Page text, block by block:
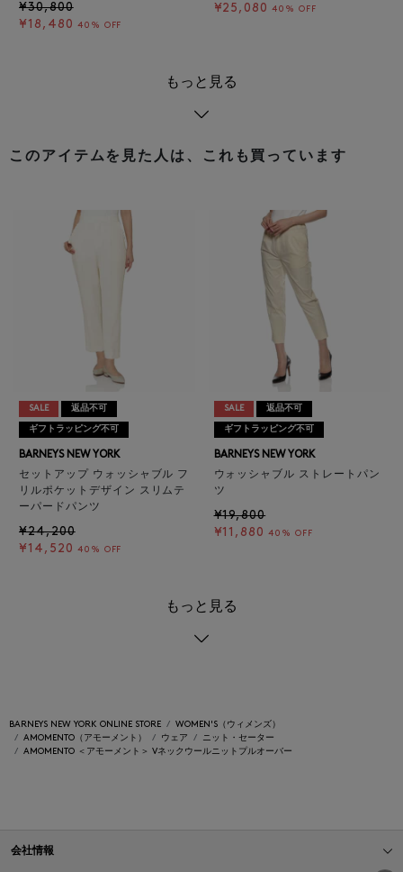
¥30,800
¥18,480 40% OFF
¥25,080 40% OFF
もっと見る
このアイテムを見た人は、これも買っています
SALE 返品不可
ギフトラッピング不可
BARNEYS NEW YORK
セットアップ ウォッシャブル フ
リルポケットデザイン スリムテ
ーパードパンツ
¥24,200
¥14,520 40% OFF
SALE 返品不可
ギフトラッピング不可
BARNEYS NEW YORK
ウォッシャブル ストレートパン
ツ
¥19,800
¥11,880 40% OFF
もっと見る
BARNEYS NEW YORK ONLINE STORE
WOMEN'S（ウィメンズ）
AMOMENTO（アモーメント）
ウェア
ニット・セーター
AMOMENTO ＜アモーメント＞ Vネックウールニットプルオーバー
会社情報